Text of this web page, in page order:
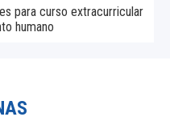
para curso extracurricular
humano